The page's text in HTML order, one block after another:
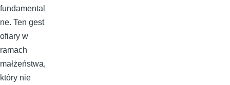
fundamental
ne. Ten gest
ofiary w
ramach
małżeństwa,
który nie